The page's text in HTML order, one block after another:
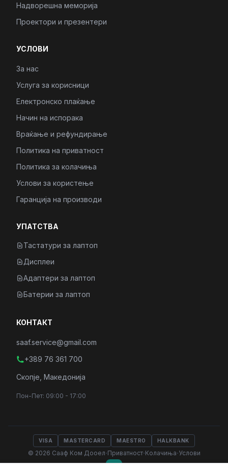
Надворешна меморија
Проектори и презентери
УСЛОВИ
За нас
Услуга за корисници
Електронско плаќање
Начин на испорака
Враќање и рефундирање
Политика на приватност
Политика за колачиња
Услови за користење
Гаранција на производи
УПАТСТВА
Тастатури за лаптоп
Дисплеи
Адаптери за лаптоп
Батерии за лаптоп
КОНТАКТ
saaf.service@gmail.com
+389 76 361 700
Скопје, Македонија
Пон-Пет: 09:00 - 17:00
VISA MASTERCARD MAESTRO HALKBANK
© 2026 Сааф Ком Дооел·Приватност·Колачиња·Услови